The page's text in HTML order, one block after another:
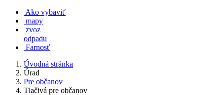
Ako vybaviť
mapy
zvoz
odpadu
Farnosť
Úvodná stránka
Úrad
Pre občanov
Tlačivá pre občanov